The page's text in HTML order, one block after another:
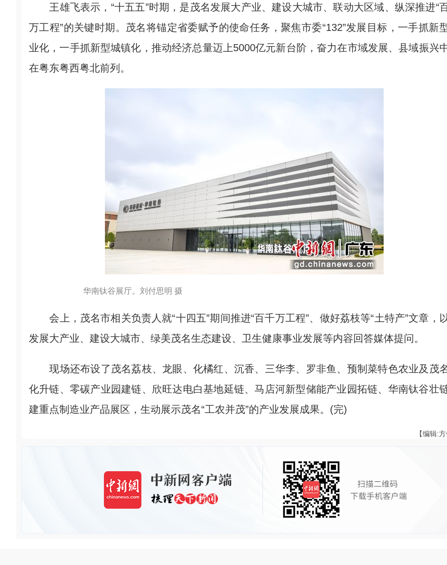
王雄飞表示，“十五五”时期，是茂名发展大产业、建设大城市、联动大区域、纵深推进“
万工程”的关键时期。茂名将锚定省委赋予的使命任务，聚焦市委“132”发展目标，一手抓新
业化，一手抓新型城镇化，推动经济总量迈上5000亿元新台阶，奋力在市域发展、县域振兴
在粤东粤西粤北前列。
华南钛谷展厅。刘付思明 摄
会上，茂名市相关负责人就“十四五”期间推进“百千万工程”、做好荔枝等“土特产”文章，
发展大产业、建设大城市、绿美茂名生态建设、卫生健康事业发展等内容回答媒体提问。
现场还布设了茂名荔枝、龙眼、化橘红、沉香、三华李、罗非鱼、预制菜特色农业及茂
化升链、零碳产业园建链、欣旺达电白基地延链、马店河新型储能产业园拓链、华南钛谷壮
建重点制造业产品展区，生动展示茂名“工农并茂”的产业发展成果。(完)
【编辑:方